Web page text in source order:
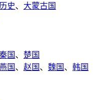
史、 大蒙古国
国 、 楚国
国 、 赵国 、 魏国 、 韩国